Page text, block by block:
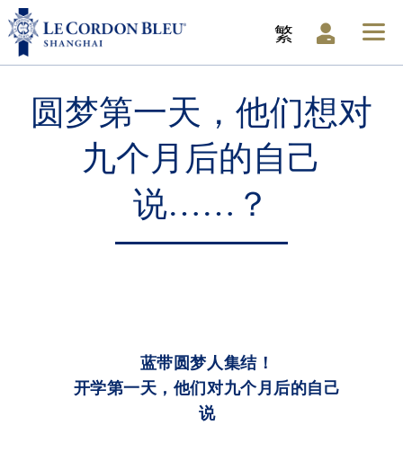
繁
圆梦第一天，他们想对
九个月后的自己
说……？
蓝带圆梦人集结！
开学第一天，他们对九个月后的自己
说